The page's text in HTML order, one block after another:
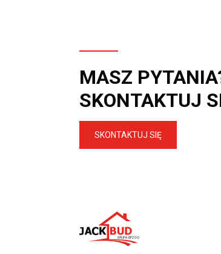
MASZ
SKONTAKTUJ
SKONTAKTUJ SIĘ